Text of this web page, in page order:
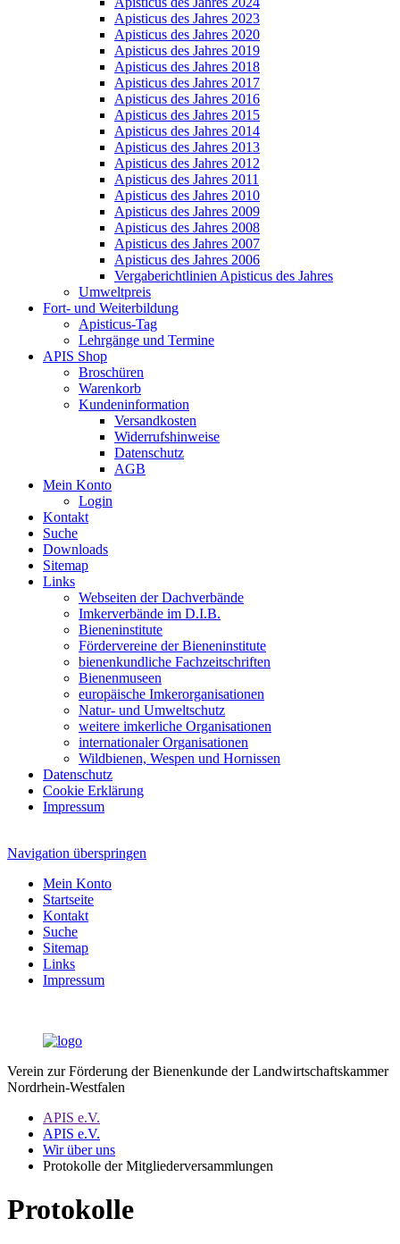
Apisticus des Jahres 2023
Apisticus des Jahres 2020
Apisticus des Jahres 2019
Apisticus des Jahres 2018
Apisticus des Jahres 2017
Apisticus des Jahres 2016
Apisticus des Jahres 2015
Apisticus des Jahres 2014
Apisticus des Jahres 2013
Apisticus des Jahres 2012
Apisticus des Jahres 2011
Apisticus des Jahres 2010
Apisticus des Jahres 2009
Apisticus des Jahres 2008
Apisticus des Jahres 2007
Apisticus des Jahres 2006
Vergaberichtlinien Apisticus des Jahres
Umweltpreis
Fort- und Weiterbildung
Apisticus-Tag
Lehrgänge und Termine
APIS Shop
Broschüren
Warenkorb
Kundeninformation
Versandkosten
Widerrufshinweise
Datenschutz
AGB
Mein Konto
Login
Kontakt
Suche
Downloads
Sitemap
Links
Webseiten der Dachverbände
Imkerverbände im D.I.B.
Bieneninstitute
Fördervereine der Bieneninstitute
bienenkundliche Fachzeitschriften
Bienenmuseen
europäische Imkerorganisationen
Natur- und Umweltschutz
weitere imkerliche Organisationen
internationaler Organisationen
Wildbienen, Wespen und Hornissen
Datenschutz
Cookie Erklärung
Impressum
Navigation überspringen
Mein Konto
Startseite
Kontakt
Suche
Sitemap
Links
Impressum
Verein zur Förderung der Bienenkunde der Landwirtschaftskammer
Nordrhein-Westfalen
APIS e.V.
APIS e.V.
Wir über uns
Protokolle der Mitgliederversammlungen
Protokolle